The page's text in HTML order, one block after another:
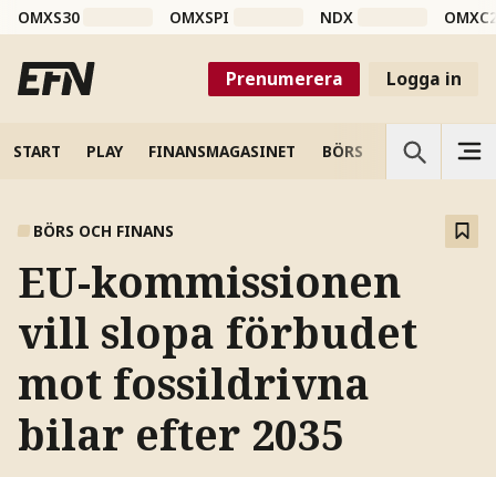
OMXS30 OMXSPI NDX
Prenumerera Logga in
START PLAY FINANSMAGASINET BÖRS VETENSKAP
BÖRS OCH FINANS
EU-kommissionen
vill slopa förbudet
mot fossildrivna
bilar efter 2035